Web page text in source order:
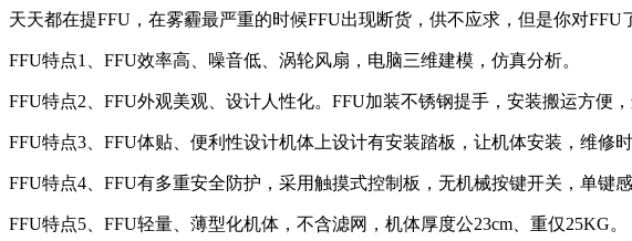
天天都在提FFU，在雾霾最严重的时候FFU出现断货，供不应求，但是你对
FFU特点1、FFU效率高、噪音低、涡轮风扇，电脑三维建模，仿真分析。
FFU特点2、FFU外观美观、设计人性化。FFU加装不锈钢提手，安装搬运方便
FFU特点3、FFU体贴、便利性设计机体上设计有安装踏板，让机体安装，维修时
FFU特点4、FFU有多重安全防护，采用触摸式控制板，无机械按键开关，单键
FFU特点5、FFU轻量、薄型化机体，不含滤网，机体厚度公23cm、重仅25KG。